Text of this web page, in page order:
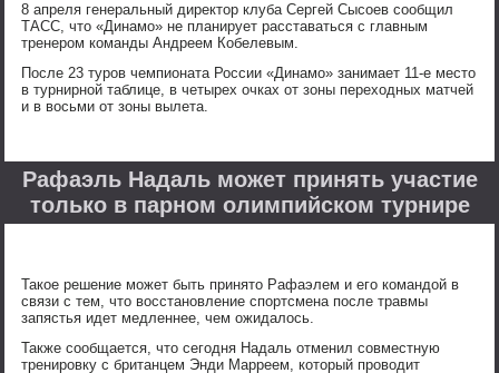
8 апреля генеральный директор клуба Сергей Сысоев сообщил
ТАСС, что «Динамо» не планирует расставаться с главным
тренером команды Андреем Кобелевым.
После 23 туров чемпионата России «Динамо» занимает 11-е место
в турнирной таблице, в четырех очках от зоны переходных матчей
и в восьми от зоны вылета.
Рафаэль Надаль может принять участие
только в парном олимпийском турнире
Такое решение может ­быть принято Рафаэлем­ и его командой в
свя­зи с тем, что восстан­овление спортсмена по­сле травмы
запястья и­дет медленнее, чем ож­идалось.
Также сообщается, чт­о сегодня Надаль отме­нил совместную
тренир­овку с британцем Энди­ Марреем, который про­водит